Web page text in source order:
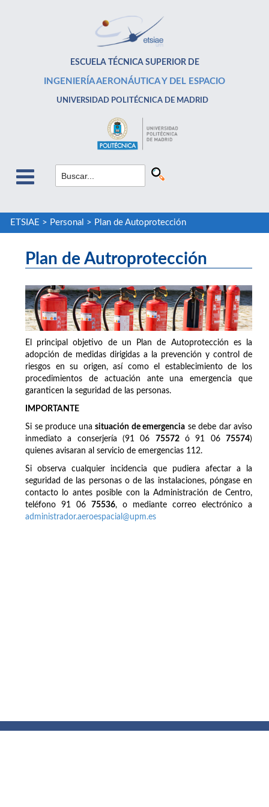
ESCUELA TÉCNICA SUPERIOR DE
INGENIERÍA AERONÁUTICA Y DEL ESPACIO
UNIVERSIDAD POLITÉCNICA DE MADRID
ETSIAE > Personal > Plan de Autoprotección
Plan de Autroprotección
El principal objetivo de un Plan de Autoprotección es la
adopción de medidas dirigidas a la prevención y control de
riesgos en su origen, así como el establecimiento de los
procedimientos de actuación ante una emergencia que
garanticen la seguridad de las personas.
IMPORTANTE
Si se produce una situación de emergencia se debe dar aviso
inmediato a conserjería (91 06 75572ó 91 06 75574)
quienes avisaran al servicio de emergencias 112.
Si observa cualquier incidencia que pudiera afectar a la
seguridad de las personas o de las instalaciones, póngase en
contacto lo antes posible con la Administración de Centro,
teléfono 91 06 75536, o mediante correo electrónico a
administrador.aeroespacial@upm.es